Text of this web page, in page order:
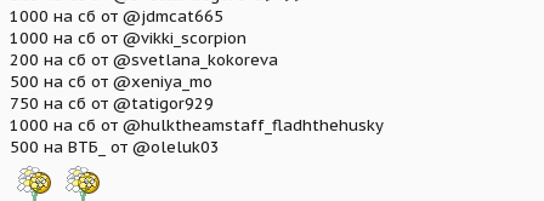
1000 на сб от @jdmcat665
1000 на сб от @vikki_scorpion
200 на сб от @svetlana_kokoreva
500 на сб от @xeniya_mo
750 на сб от @tatigor929
1000 на сб от @hulktheamstaff_fladhthehusky
500 на ВТБ_ от @oleluk03